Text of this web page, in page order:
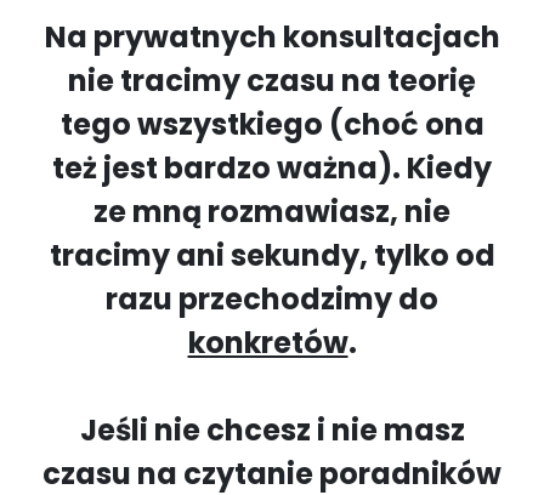
Na prywatnych konsultacjach
nie tracimy czasu na teorię
tego wszystkiego (choć ona
też jest bardzo ważna). Kiedy
ze mną rozmawiasz, nie
tracimy ani sekundy, tylko od
razu przechodzimy do
konkretów.
Jeśli nie chcesz i nie masz
czasu na czytanie poradników